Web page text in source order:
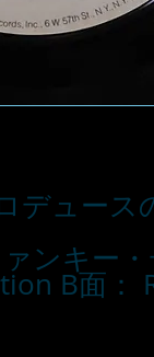
デュース
ンキー・
B面：